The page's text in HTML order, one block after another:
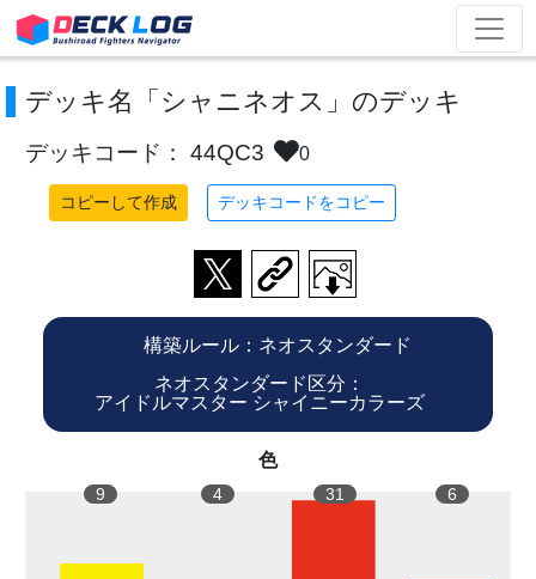
デッキ名「シャニネオス」のデッキ
デッキコード： 44QC3 0
コピーして作成 デッキコードをコピー
構築ルール：ネオスタンダード
ネオスタンダード区分：
アイドルマスター シャイニーカラーズ
色
9 4 31 6